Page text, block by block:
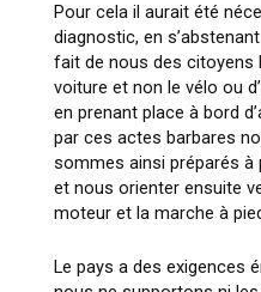
Pour cela il aurait été
diagnostic, en
fait de nous des citoyens
voiture et non le vélo ou
en prenant place à bord
par ces actes barbares
sommes ainsi préparés à
et nous orienter ensuite
moteur et la marche à
Le pays a des exigences